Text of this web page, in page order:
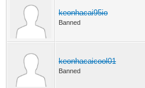
keonhacai95io
Banned
keonhacaicool01
Banned